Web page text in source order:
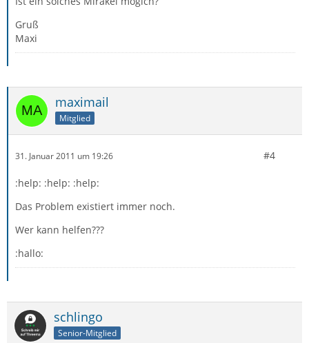
Gruß
Maxi
maximail
Mitglied
31. Januar 2011 um 19:26 #4
:help: :help: :help:
Das Problem existiert immer noch.
Wer kann helfen???
:hallo:
schlingo
Senior-Mitglied